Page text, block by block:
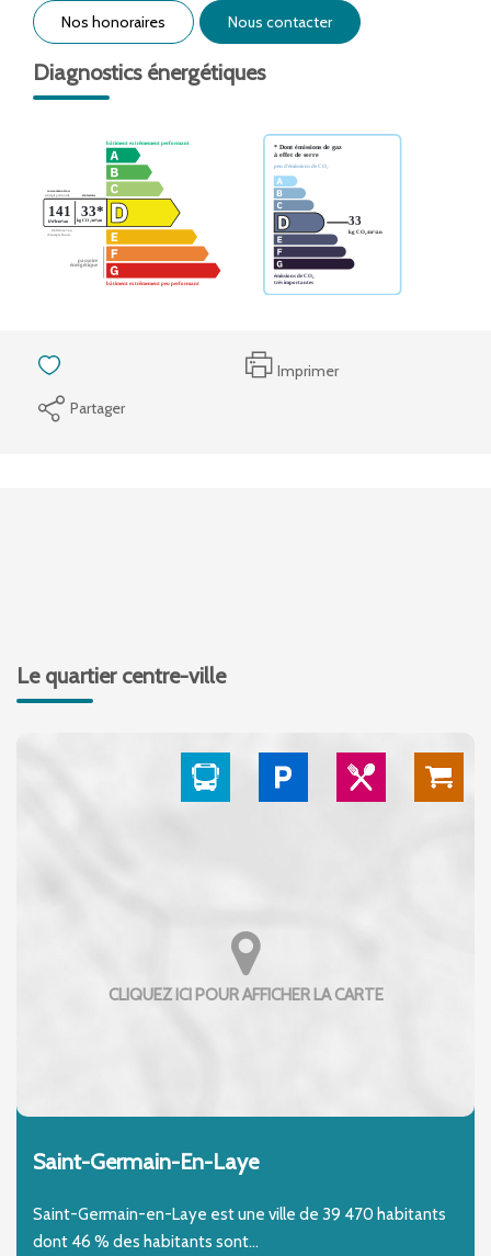
Nos honoraires
Nous contacter
Diagnostics énergétiques
Imprimer
Partager
Le quartier centre-ville
Saint-Germain-En-Laye
Saint-Germain-en-Laye est une ville de 39 470 habitants
dont 46 % des habitants sont...